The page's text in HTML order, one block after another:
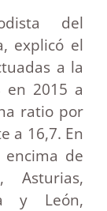
del
explicó el
a la
en 2015 a
ratio por
a 16,7. En
encima de
Asturias,
y León,